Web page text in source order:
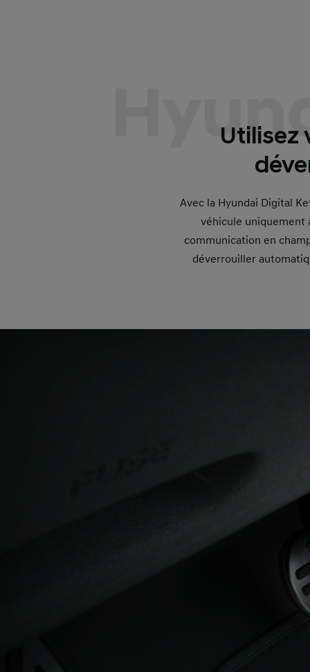
Utilisez
Avec la Hyundai Digital
véhicule uniquement
communication en
déverrouiller